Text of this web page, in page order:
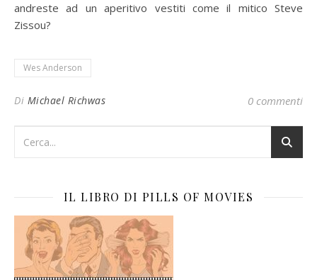
andreste ad un aperitivo vestiti come il mitico Steve
Zissou?
Wes Anderson
Di Michael Richwas 0 commenti
IL LIBRO DI PILLS OF MOVIES